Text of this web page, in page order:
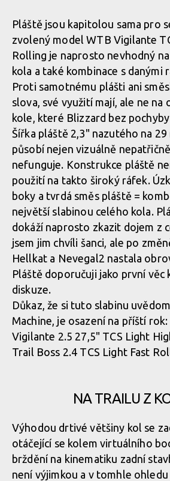
Rock Machine BLIZZARD 90-27 -
řídítky
Rock Machine BLIZZARD 90-27 -
řídítky
Rock Machine BLIZZARD 90-27 - teleskop
Rock Machine BLIZZARD 90-27
Rock Machine BLIZZARD 90-27
Rock Machine BLIZZARD 90-27
Rock Machine BLIZZARD 90-27
Rock Machine BLIZZARD 90-27
Rock Machine BLIZZARD 90-27
Rock Machine BLIZZARD 90-27
Rock Machine BLIZZARD 90-27
Rock Machine BLIZZARD 90-27
Rock Machine BLIZZARD 90-27
Pláště jsou kapitolou sama pro
zvolený model WTB Vigilante
Rolling je naprosto nevhodný
kola a také kombinace s danými
Proti samotnému plášti ani
slova, své využití mají, ale ne na
kole, které Blizzard bez
Šířka pláště 2,3" nazutého na
působí nejen vizuálně
nefunguje. Konstrukce pláště
použití na takto široký ráfek.
boky a tvrdá směs pláště =
největší slabinou celého kola.
dokáží naprosto zkazit dojem z
jsem jim chvíli šanci, ale po
Hellkat a Nevegal2 nastala
Pláště doporučuji jako první věc
diskuze.
Důkaz, že si tuto slabinu
Machine, je osazení na příští
Vigilante 2.5 27,5" TCS Light
Trail Boss 2.4 TCS Light Fast
NA TRAILU Z
Výhodou drtivé většiny kol se
otáčející se kolem virtuálního
brždění na kinematiku zadní
není výjimkou a v tomhle